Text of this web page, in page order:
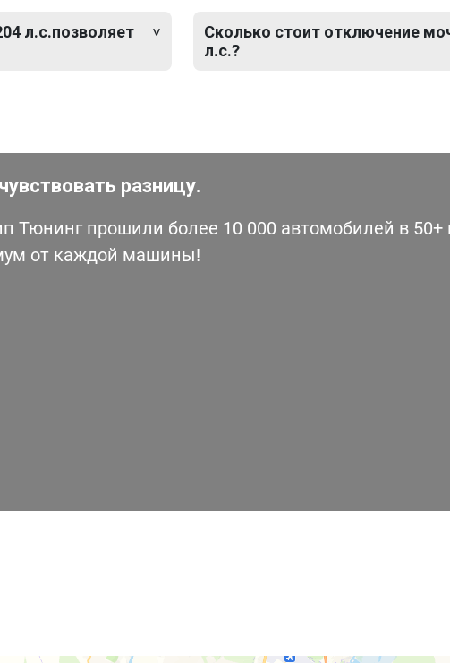
л.с.позволяет
Сколько стоит отключение
л.с.?
разницу.
Тюнинг прошили более 10 000 автомобилей в 50+
от каждой машины!